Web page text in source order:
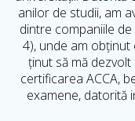
anilor de studii, am
dintre companiile
4), unde am
ținut să mă
certificarea ACCA,
examene, datorită